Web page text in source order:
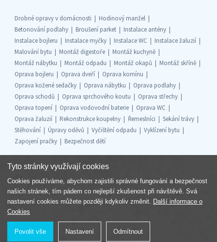
Drobné opravy v domácnosti
Hodinový manžel
Betonování podlahy
Broušení parket
Instalace antény
Instalace bojleru
Instalace myčky Instalace WC
Instalace žaluzií
Malování bytu
Montáž digestoře
Montáž kuchyně
Montáž nábytku
Montáž odpadu Montáž okapů
Montáž skříně
Oprava bojleru
Oprava dveří
Oprava komínu
Oprava kožené sedačky
Oprava nábytku
Oprava podlahy
Oprava schodů
Oprava sprchového koutu
Oprava střechy
Oprava topení
Oprava vodovodní baterie
Oprava WC
Oprava žaluzií
Rekonstrukce koupelny Řemeslníci
Sekání trávy
Stěhování
Úpravy oděvů Vyčištění odpadu
Vyklízení bytu
Zapojení pračky
Bezpečnost dětí
Součást skupiny
Tyto stránky využívají cookies
Cookies používáme, abychom zajistili správné fungování a bezpečnost
našich stránek, tím pádem co nejlepší zkušenost při návštěvě. Svá
nastavení cookies můžete později kdykoliv změnit. Další informace o
Cookies
Povolit vše Nastavení Odmítnout